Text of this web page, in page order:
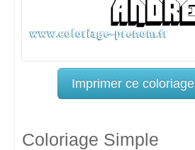
Imprimer ce coloriage
Coloriage Simple